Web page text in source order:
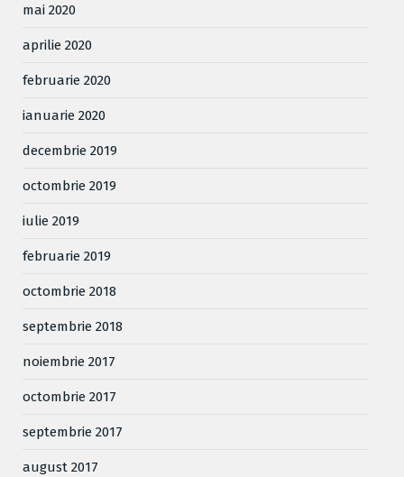
mai 2020
aprilie 2020
februarie 2020
ianuarie 2020
decembrie 2019
octombrie 2019
iulie 2019
februarie 2019
octombrie 2018
septembrie 2018
noiembrie 2017
octombrie 2017
septembrie 2017
august 2017